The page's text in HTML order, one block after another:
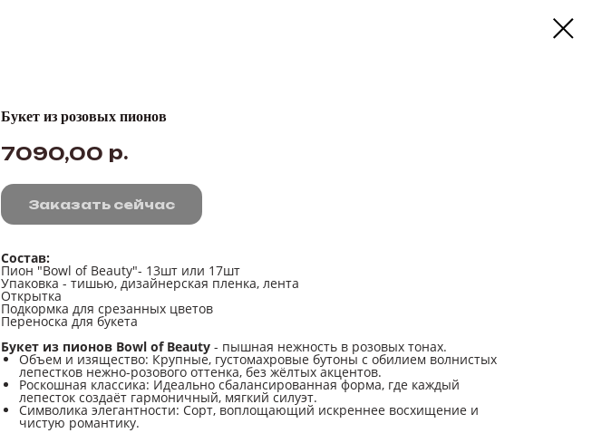
Букет из розовых пионов
7090,00 р.
Заказать сейчас
Состав:
Пион "Bowl of Beauty"- 13шт или 17шт
Упаковка - тишью, дизайнерская пленка, лента
Открытка
Подкормка для срезанных цветов
Переноска для букета
Букет из пионов Bowl of Beauty - пышная нежность в розовых тонах.
Объем и изящество: Крупные, густомахровые бутоны с обилием волнистых
лепестков нежно-розового оттенка, без жёлтых акцентов.
Роскошная классика: Идеально сбалансированная форма, где каждый
лепесток создаёт гармоничный, мягкий силуэт.
Символика элегантности: Сорт, воплощающий искреннее восхищение и
чистую романтику.